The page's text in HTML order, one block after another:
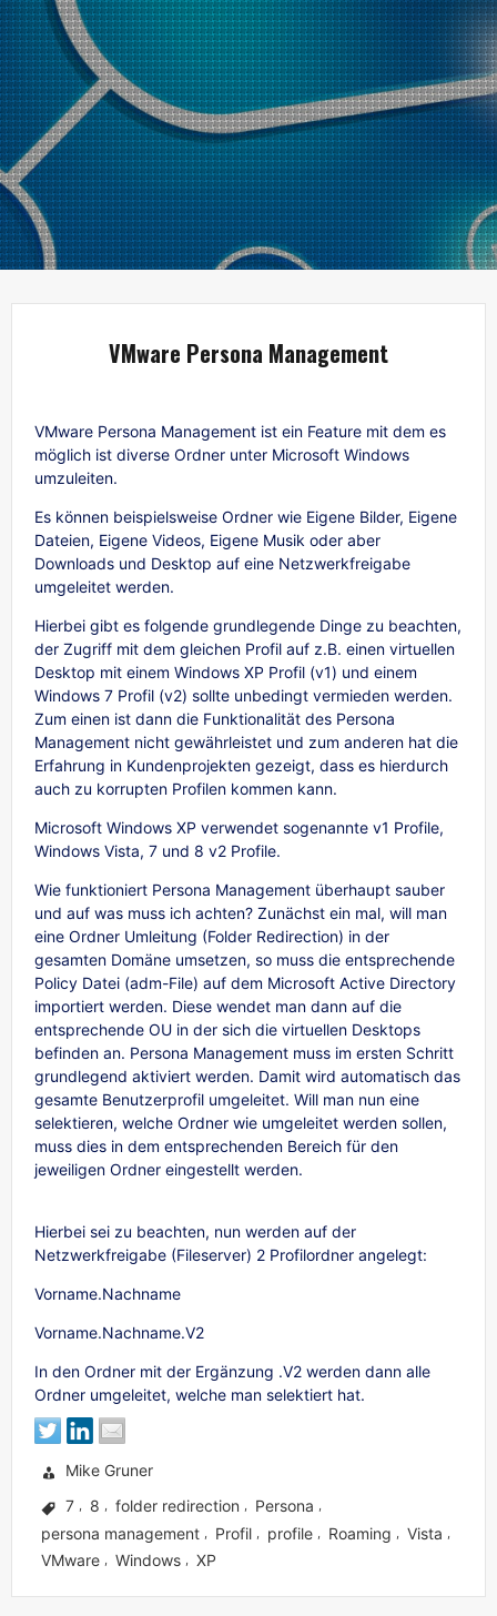
VMware Persona Management
VMware Persona Management ist ein Feature mit dem es
möglich ist diverse Ordner unter Microsoft Windows
umzuleiten.
Es können beispielsweise Ordner wie Eigene Bilder, Eigene
Dateien, Eigene Videos, Eigene Musik oder aber
Downloads und Desktop auf eine Netzwerkfreigabe
umgeleitet werden.
Hierbei gibt es folgende grundlegende Dinge zu beachten,
der Zugriff mit dem gleichen Profil auf z.B. einen virtuellen
Desktop mit einem Windows XP Profil (v1) und einem
Windows 7 Profil (v2) sollte unbedingt vermieden werden.
Zum einen ist dann die Funktionalität des Persona
Management nicht gewährleistet und zum anderen hat die
Erfahrung in Kundenprojekten gezeigt, dass es hierdurch
auch zu korrupten Profilen kommen kann.
Microsoft Windows XP verwendet sogenannte v1 Profile,
Windows Vista, 7 und 8 v2 Profile.
Wie funktioniert Persona Management überhaupt sauber
und auf was muss ich achten? Zunächst ein mal, will man
eine Ordner Umleitung (Folder Redirection) in der
gesamten Domäne umsetzen, so muss die entsprechende
Policy Datei (adm-File) auf dem Microsoft Active Directory
importiert werden. Diese wendet man dann auf die
entsprechende OU in der sich die virtuellen Desktops
befinden an. Persona Management muss im ersten Schritt
grundlegend aktiviert werden. Damit wird automatisch das
gesamte Benutzerprofil umgeleitet. Will man nun eine
selektieren, welche Ordner wie umgeleitet werden sollen,
muss dies in dem entsprechenden Bereich für den
jeweiligen Ordner eingestellt werden.
Hierbei sei zu beachten, nun werden auf der
Netzwerkfreigabe (Fileserver) 2 Profilordner angelegt:
Vorname.Nachname
Vorname.Nachname.V2
In den Ordner mit der Ergänzung .V2 werden dann alle
Ordner umgeleitet, welche man selektiert hat.
Mike Gruner
7
8 folder redirection Persona
persona management Profil profile Roaming Vista
VMware Windows XP